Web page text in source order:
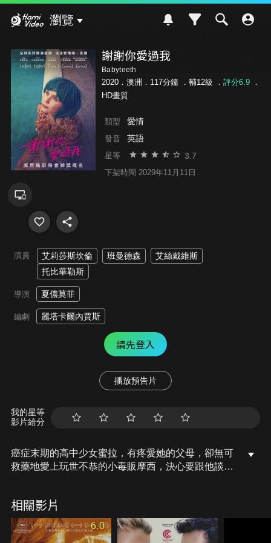
瀏覽
謝謝你愛過我
Babyteeth
2020．澳洲．117分鐘 ． 輔12級 ． 評分6.9．
HD畫質
類型 愛情
發音 英語
星等 3.7
下架時間 2029年11月11日
演員 艾莉莎斯坎倫 班曼德森
艾絲戴維斯
托比華勒斯
導演 夏儂莫菲
編劇 麗塔卡爾內賈斯
請先登入
播放預告片
我的星等
影片給分
癌症末期的高中少女蜜拉，有疼愛她的父母，卻無可
救藥地愛上玩世不恭的小毒販摩西，決心要跟他談生
處。然而，蜜拉身體卻越來越差，他們的愛情能夠戰
勝疾病和死亡嗎？
相關影片
6.0